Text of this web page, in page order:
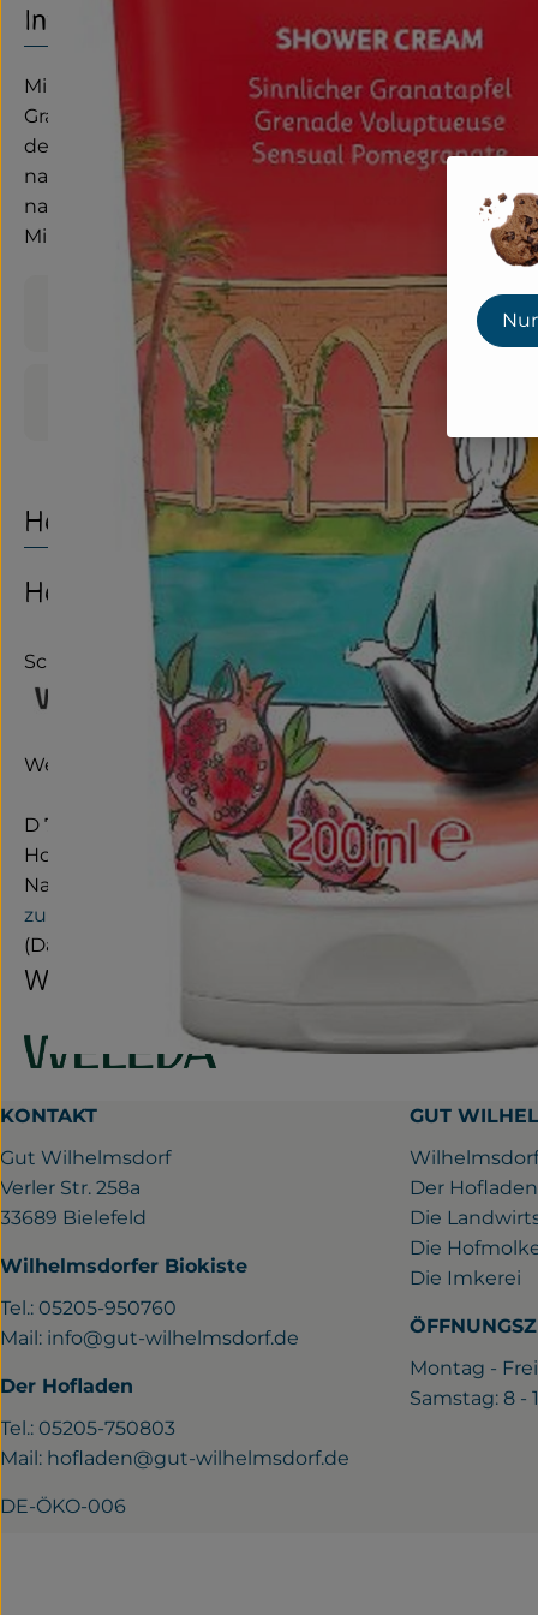
Info
Milde Zuckertenside reinigen die Haut besonders
Granatapfelsamen, Macadamianüssen und Sesam.
dem Austrocknen – für ein samtweiches
natürliche Weise vorbeugen. <b>Bestandteile: </b>
natürlicher ätherischer Öle, Carrageenan,
Milchsäure.
Produktinformationen
Produktdatenblatt
Herkunft
Hersteller: Weleda
Schweiz
Weleda AG
D 73525 Schwäbisch Gmünd
Hochwertige Naturpflegeprodukte für Gesicht,
Natürlich wirksame anthroposophische Arzneimittel.
zur WebSite
(Daten von Ecoinform)
Weleda
KONTAKT
Gut Wilhelmsdorf
Verler Str. 258a
33689 Bielefeld
Wilhelmsdorfer Biokiste
Tel.: 05205-950760
Mail: info@gut-wilhelmsdorf.de
Der Hofladen
Tel.: 05205-750803
Mail: hofladen@gut-wilhelmsdorf.de
DE-ÖKO-006
GUT
Der Hofladen
Die
Die
Die Imkerei
Montag -
Samstag: 8 -